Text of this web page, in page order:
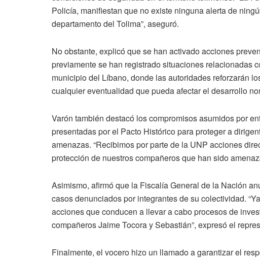
Policía, manifiestan que no existe ninguna alerta de
departamento del Tolima”, aseguró.
No obstante, explicó que se han activado acciones
previamente se han registrado situaciones relacionadas
municipio del Líbano, donde las autoridades reforzarán
cualquier eventualidad que pueda afectar el desarrollo
Varón también destacó los compromisos asumidos por
presentadas por el Pacto Histórico para proteger a
amenazas. “Recibimos por parte de la UNP acciones
protección de nuestros compañeros que han sido
Asimismo, afirmó que la Fiscalía General de la Nación
casos denunciados por integrantes de su colectividad.
acciones que conducen a llevar a cabo procesos de
compañeros Jaime Tocora y Sebastián”, expresó el
Finalmente, el vocero hizo un llamado a garantizar el